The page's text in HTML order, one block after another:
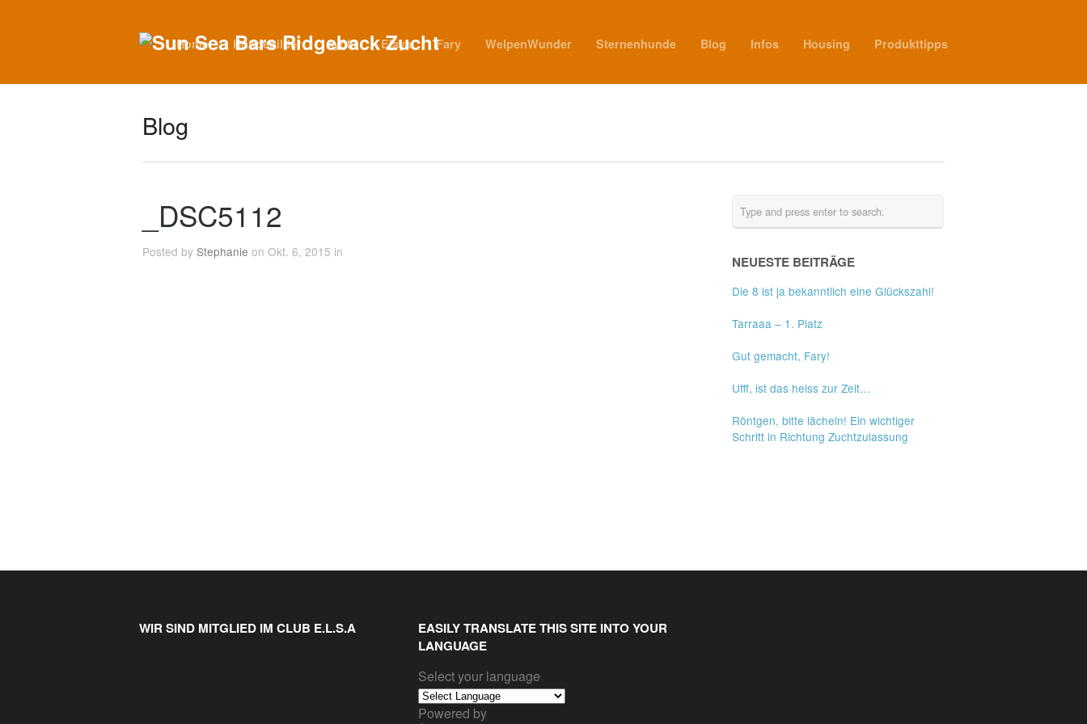
Home Hundebilder Ayoki Elaya Fary WelpenWunder Sternenhunde Blog Infos Housing Produkttipps
Blog
_DSC5112
Posted by Stephanie on Okt. 6, 2015 in
NEUESTE BEITRÄGE
Die 8 ist ja bekanntlich eine Glückszahl!
Tarraaa – 1. Platz
Gut gemacht, Fary!
Ufff, ist das heiss zur Zeit…
Röntgen, bitte lächeln! Ein wichtiger
Schritt in Richtung Zuchtzulassung
WIR SIND MITGLIED IM CLUB E.L.S.A
EASILY TRANSLATE THIS SITE INTO YOUR
LANGUAGE
Select your language
Powered by